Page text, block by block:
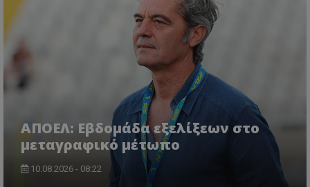
ΑΠΟΕΛ: Εβδομάδα εξελίξεων στο
μεταγραφικό μέτωπο
10.08.2026 - 08:22